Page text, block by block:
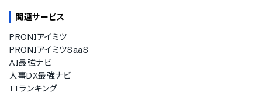
関連サービス
PRONIアイミツ
PRONIアイミツSaaS
AI最強ナビ
人事DX最強ナビ
ITランキング